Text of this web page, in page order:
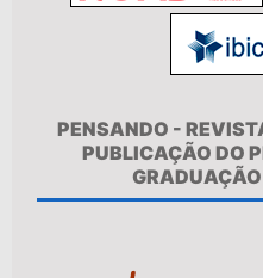
PENSANDO -
PUBLICAÇÃO DO